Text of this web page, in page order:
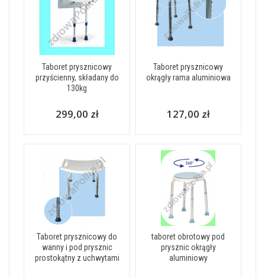
Taboret prysznicowy
przyścienny, składany do
130kg
299,00 zł
Taboret prysznicowy
okrągły rama aluminiowa
127,00 zł
Taboret prysznicowy do
wanny i pod prysznic
prostokątny z uchwytami
taboret obrotowy pod
prysznic okrągły
aluminiowy